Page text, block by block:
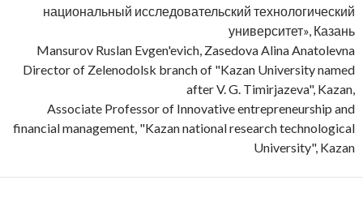
национальный исследовательский технологический
университет», Казань
Mansurov Ruslan Evgen'evich, Zasedova Alina Anatolevna
Director of Zelenodolsk branch of "Kazan University named
after V. G. Timirjazeva", Kazan,
Associate Professor of Innovative entrepreneurship and
financial management, "Kazan national research technological
University", Kazan